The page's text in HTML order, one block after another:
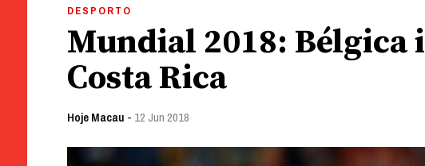
DESPORTO
Mundial 2018: Bélgica
Costa Rica
Hoje Macau - 12 Jun 2018